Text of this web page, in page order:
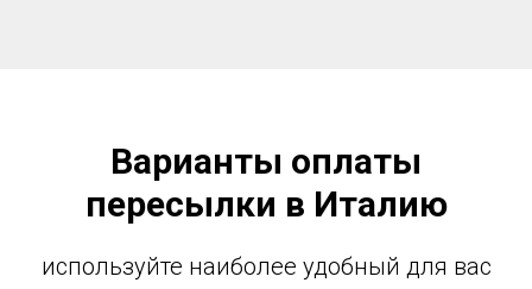
Варианты оплаты
пересылки в Италию
используйте наиболее удобный для вас